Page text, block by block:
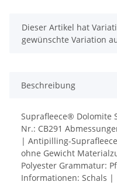
x
Dieser Artikel hat
gewünschte Variation
Beschreibung
Suprafleece® Dolomite
Nr.: CB291
| Antipilling-
ohne Gewicht
Polyester Grammatur:
Informationen: